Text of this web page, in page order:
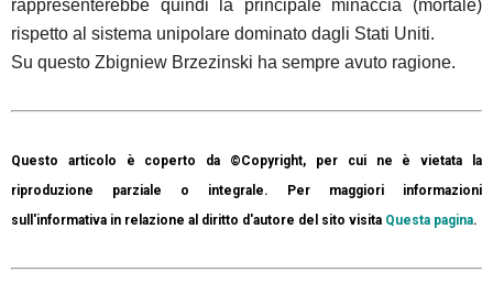
rappresenterebbe quindi la principale minaccia (mortale)
rispetto al sistema unipolare dominato dagli Stati Uniti.
Su questo Zbigniew Brzezinski ha sempre avuto ragione.
Questo articolo è coperto da ©Copyright, per cui ne è vietata la
riproduzione parziale o integrale. Per maggiori informazioni
sull'informativa in relazione al diritto d'autore del sito visita Questa pagina.